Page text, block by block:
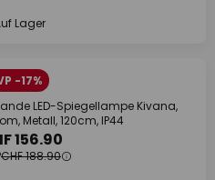
Lager
-17%
LED-Spiegellampe Kivana,
Metall, 120cm, IP44
156.90
CHF 188.90